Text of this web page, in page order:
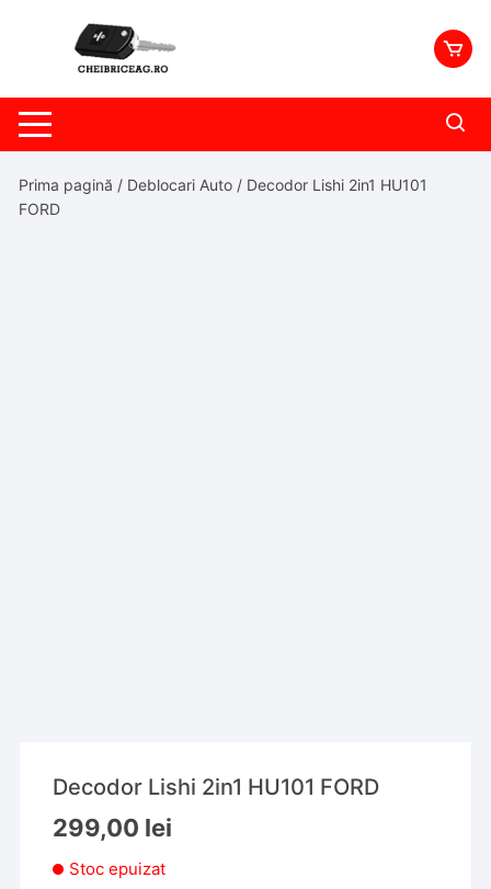
Prima pagină / Deblocari Auto / Decodor Lishi 2in1 HU101
FORD
Decodor Lishi 2in1 HU101 FORD
299,00 lei
Stoc epuizat